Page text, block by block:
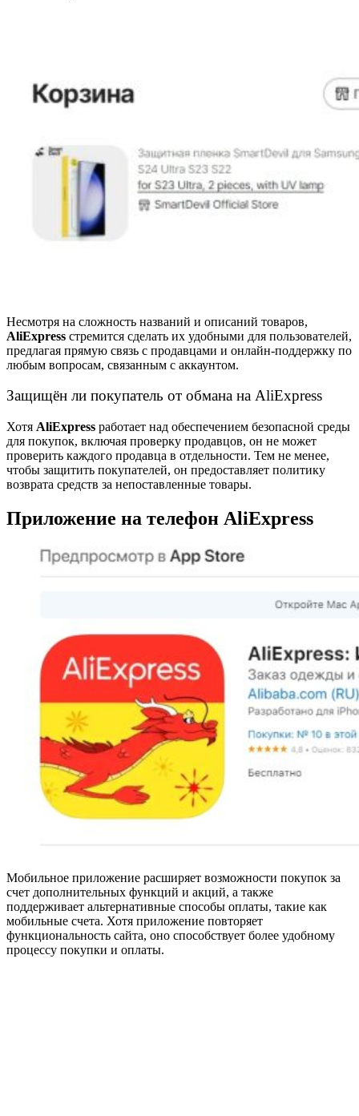
Несмотря на сложность названий и описаний товаров,
AliExpress стремится сделать их удобными для пользователей,
предлагая прямую связь с продавцами и онлайн-поддержку по
любым вопросам, связанным с аккаунтом.
Защищён ли покупатель от обмана на AliExpress
Хотя AliExpress работает над обеспечением безопасной среды
для покупок, включая проверку продавцов, он не может
проверить каждого продавца в отдельности. Тем не менее,
чтобы защитить покупателей, он предоставляет политику
возврата средств за непоставленные товары.
Приложение на телефон AliExpress
Мобильное приложение расширяет возможности покупок за
счет дополнительных функций и акций, а также
поддерживает альтернативные способы оплаты, такие как
мобильные счета. Хотя приложение повторяет
функциональность сайта, оно способствует более удобному
процессу покупки и оплаты.